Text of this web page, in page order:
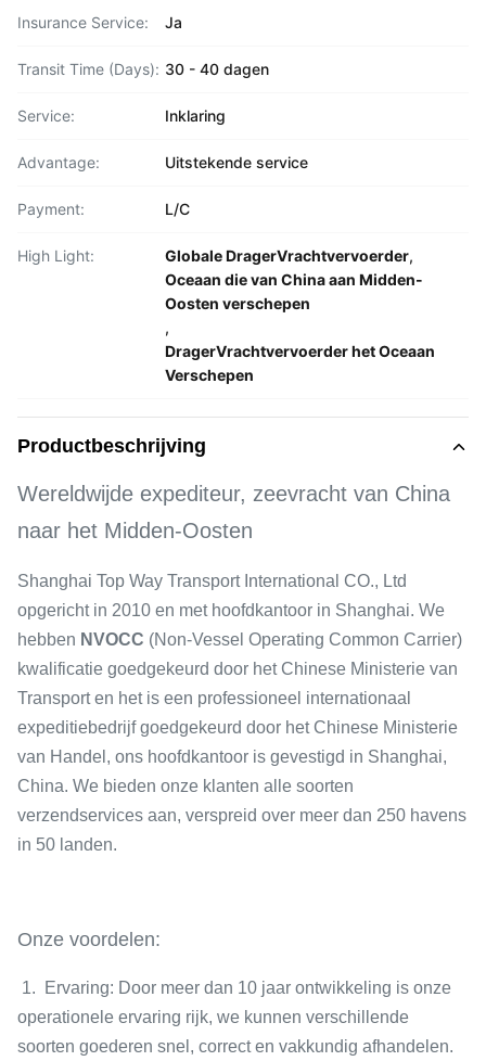
Insurance Service: Ja
Transit Time (Days): 30 - 40 dagen
Service: Inklaring
Advantage: Uitstekende service
Payment: L/C
High Light: Globale DragerVrachtvervoerder,
Oceaan die van China aan Midden-
Oosten verschepen
,
DragerVrachtvervoerder het Oceaan
Verschepen
Productbeschrijving
Wereldwijde expediteur, zeevracht van China
naar het Midden-Oosten
Shanghai Top Way Transport International CO., Ltd
opgericht in 2010 en met hoofdkantoor in Shanghai. We
hebben NVOCC (Non-Vessel Operating Common Carrier)
kwalificatie goedgekeurd door het Chinese Ministerie van
Transport en het is een professioneel internationaal
expeditiebedrijf goedgekeurd door het Chinese Ministerie
van Handel, ons hoofdkantoor is gevestigd in Shanghai,
China. We bieden onze klanten alle soorten
verzendservices aan, verspreid over meer dan 250 havens
in 50 landen.
Onze voordelen:
1. Ervaring: Door meer dan 10 jaar ontwikkeling is onze
operationele ervaring rijk, we kunnen verschillende
soorten goederen snel, correct en vakkundig afhandelen.